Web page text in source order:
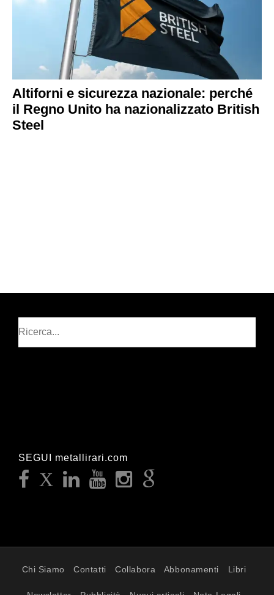
Altiforni e sicurezza nazionale: perché
il Regno Unito ha nazionalizzato British
Steel
SEGUI metallirari.com
Chi Siamo Contatti Collabora Abbonamenti Libri